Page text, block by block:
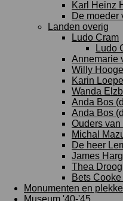
Karl Heinz
De moeder
Landen overig
Ludo Cram
Ludo
Annemarie
Willy
Karin
Wanda
Anda Bos
Anda Bos
Ouders
Michal
De heer
James
Thea Droog
Bets
Monumenten en
Museum '40-'45